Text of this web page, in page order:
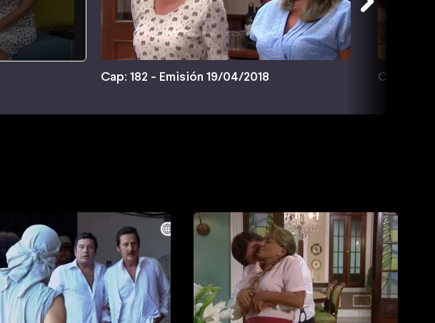
Cap: 182 - Emisión 19/04/2018 Cap: 183